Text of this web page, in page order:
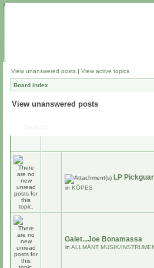
View unanswered posts | View active topics
Board index
View unanswered posts
LP
in KÖPES
Galet...Joe Bonamassa
in ALLMÄNT MUSIK/